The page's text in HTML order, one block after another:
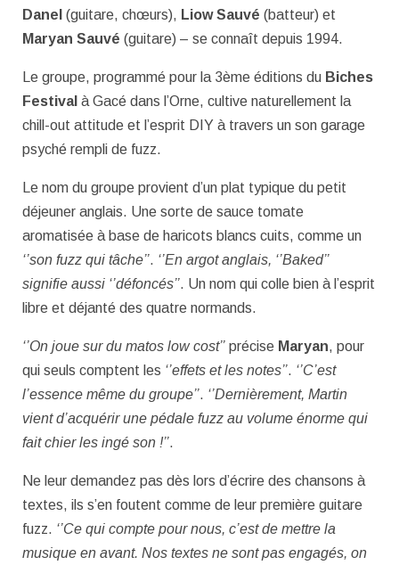
Danel (guitare, chœurs), Liow Sauvé (batteur) et
Maryan Sauvé (guitare) – se connaît depuis 1994.
Le groupe, programmé pour la 3ème éditions du Biches
Festival à Gacé dans l’Orne, cultive naturellement la
chill-out attitude et l’esprit DIY à travers un son garage
psyché rempli de fuzz.
Le nom du groupe provient d’un plat typique du petit
déjeuner anglais. Une sorte de sauce tomate
aromatisée à base de haricots blancs cuits, comme un
‘’son fuzz qui tâche’’. ‘’En argot anglais, ‘’Baked’’
signifie aussi ‘’défoncés’’. Un nom qui colle bien à l’esprit
libre et déjanté des quatre normands.
‘’On joue sur du matos low cost’’ précise Maryan, pour
qui seuls comptent les ‘’effets et les notes’’. ‘’C’est
l’essence même du groupe’’. ‘’Dernièrement, Martin
vient d’acquérir une pédale fuzz au volume énorme qui
fait chier les ingé son !’’.
Ne leur demandez pas dès lors d’écrire des chansons à
textes, ils s’en foutent comme de leur première guitare
fuzz. ‘’Ce qui compte pour nous, c’est de mettre la
musique en avant. Nos textes ne sont pas engagés, on